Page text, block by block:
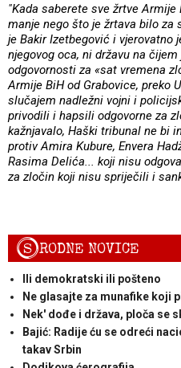
"Kada saberete sve žrtve
manje nego što je žrtava bilo za
je Bakir Izetbegović i vjerovatno
njegovog oca, ni državu na
odgovornosti za «sat vremena
Armije BiH od Grabovice, preko
slučajem nadležni vojni i
privodili i hapsili odgovorne za
kažnjavalo, Haški tribunal ne bi
protiv Amira Kubure, Envera
Rasima Delića... koji nisu
za zločin koji nisu spriječili i
SRODNE NOVICE
Ili demokratski ili pošteno
Ne glasajte za munafike koji
Nek' dođe i država, ploča se
Bajić: Radije ću se odreći
takav Srbin